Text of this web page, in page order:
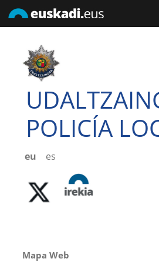
POLICÍA
eu es
Mapa Web